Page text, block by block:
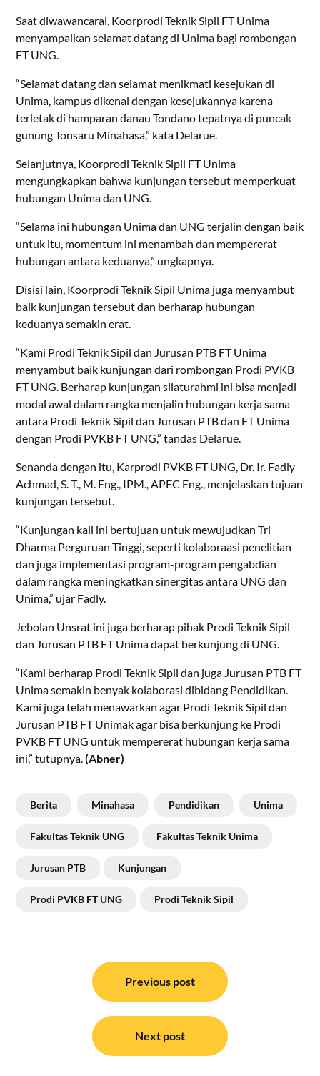
Saat diwawancarai, Koorprodi Teknik Sipil FT Unima
menyampaikan selamat datang di Unima bagi rombongan
FT UNG.
“Selamat datang dan selamat menikmati kesejukan di
Unima, kampus dikenal dengan kesejukannya karena
terletak di hamparan danau Tondano tepatnya di puncak
gunung Tonsaru Minahasa,” kata Delarue.
Selanjutnya, Koorprodi Teknik Sipil FT Unima
mengungkapkan bahwa kunjungan tersebut memperkuat
hubungan Unima dan UNG.
“Selama ini hubungan Unima dan UNG terjalin dengan baik
untuk itu, momentum ini menambah dan mempererat
hubungan antara keduanya,” ungkapnya.
Disisi lain, Koorprodi Teknik Sipil Unima juga menyambut
baik kunjungan tersebut dan berharap hubungan
keduanya semakin erat.
“Kami Prodi Teknik Sipil dan Jurusan PTB FT Unima
menyambut baik kunjungan dari rombongan Prodi PVKB
FT UNG. Berharap kunjungan silaturahmi ini bisa menjadi
modal awal dalam rangka menjalin hubungan kerja sama
antara Prodi Teknik Sipil dan Jurusan PTB dan FT Unima
dengan Prodi PVKB FT UNG,” tandas Delarue.
Senanda dengan itu, Karprodi PVKB FT UNG, Dr. Ir. Fadly
Achmad, S. T., M. Eng., IPM., APEC Eng., menjelaskan tujuan
kunjungan tersebut.
“Kunjungan kali ini bertujuan untuk mewujudkan Tri
Dharma Perguruan Tinggi, seperti kolaboraasi penelitian
dan juga implementasi program-program pengabdian
dalam rangka meningkatkan sinergitas antara UNG dan
Unima,” ujar Fadly.
Jebolan Unsrat ini juga berharap pihak Prodi Teknik Sipil
dan Jurusan PTB FT Unima dapat berkunjung di UNG.
“Kami berharap Prodi Teknik Sipil dan juga Jurusan PTB FT
Unima semakin benyak kolaborasi dibidang Pendidikan.
Kami juga telah menawarkan agar Prodi Teknik Sipil dan
Jurusan PTB FT Unimak agar bisa berkunjung ke Prodi
PVKB FT UNG untuk mempererat hubungan kerja sama
ini,” tutupnya.(Abner)
Berita Minahasa Pendidikan Unima
Fakultas Teknik UNG Fakultas Teknik Unima
Jurusan PTB Kunjungan
Prodi PVKB FT UNG Prodi Teknik Sipil
Previous post
Next post